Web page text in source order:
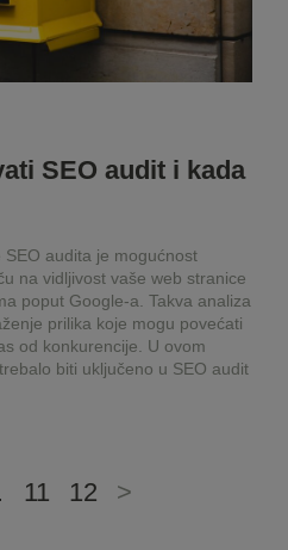
​​SEO audit i kada
audita je mogućnost
na vidljivost vaše web stranice
poput Google-a. Takva analiza
prilika koje mogu povećati
od konkurencije. U ovom
biti uključeno u SEO audit
11 12 >